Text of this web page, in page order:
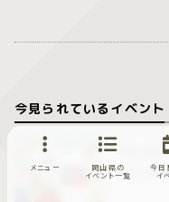
今見られているイベント
7月18日
「キッズ遊
メニュー
岡山県の
イベント一覧
今日
イ